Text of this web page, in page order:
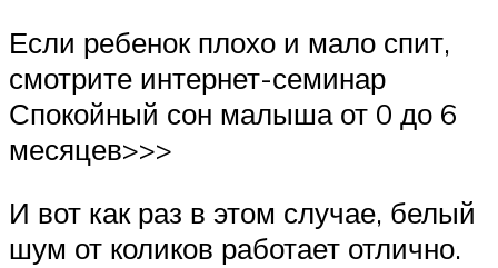
Если ребенок плохо и мало спит,
смотрите интернет-семинар
Спокойный сон малыша от 0 до 6
месяцев>>>
И вот как раз в этом случае, белый
шум от коликов работает отлично.